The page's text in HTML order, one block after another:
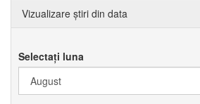
Vizualizare știri din data
Selectați luna